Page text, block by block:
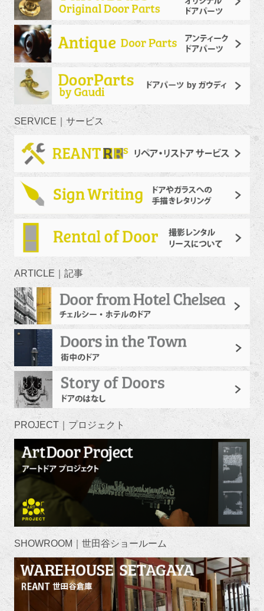
SERVICE｜サービス
ARTICLE｜記事
PROJECT｜プロジェクト
SHOWROOM｜世田谷ショールーム